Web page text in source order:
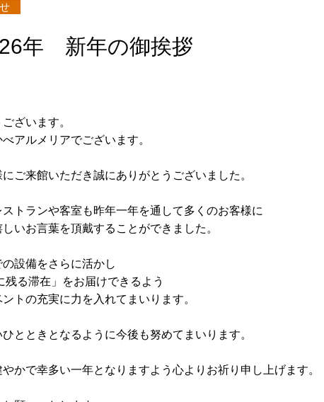
年 新年の御挨拶
ざいます。
アルメリアでございます。
ご来館いただき誠にありがとうございました。
トランや客室も昨年一年を通して多くのお客様に
いお言葉を頂戴することができました。
設備をさらに活かし
残る滞在」をお届けできるよう
トの充実に力を入れてまいります。
とときとなるように今後も努めてまいります。
かで幸多い一年となりますよう心よりお祈り申し上げます。